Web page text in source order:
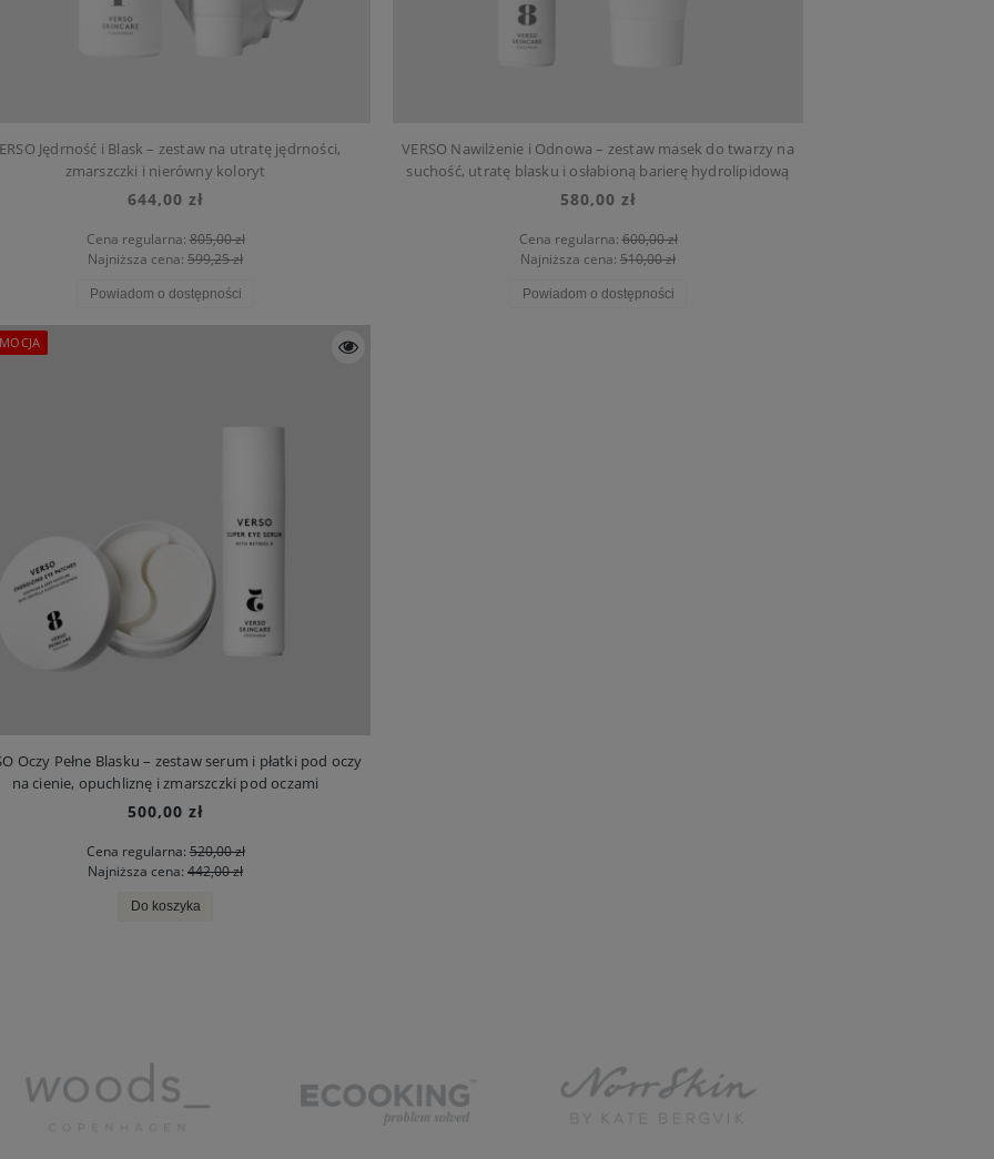
Jędrność i Blask – zestaw na utratę jędrności,
zmarszczki i nierówny koloryt
644,00 zł
Cena regularna:805,00 zł
Najniższa cena: 599,25 zł
Powiadom o dostępności
VERSO Nawilżenie i Odnowa – zestaw masek do twarzy na
suchość, utratę blasku i osłabioną barierę hydrolipidową
580,00 zł
Cena regularna:600,00 zł
Najniższa cena: 510,00 zł
Powiadom o dostępności
Oczy Pełne Blasku – zestaw serum i płatki pod oczy
na cienie, opuchliznę i zmarszczki pod oczami
500,00 zł
Cena regularna:520,00 zł
Najniższa cena: 442,00 zł
Do koszyka